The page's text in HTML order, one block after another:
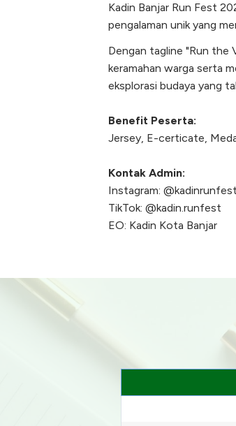
Kadin Banjar Run Fest
pengalaman unik yang
Dengan tagline "Run the
keramahan warga serta
eksplorasi budaya yang
Benefit Peserta:
Jersey, E-certicate,
Kontak Admin:
Instagram:
TikTok: @kadin.runfest
EO: Kadin Kota Banjar